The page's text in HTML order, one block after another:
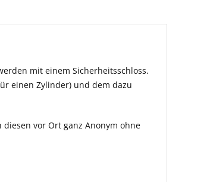
mit einem Sicherheitsschloss.
einen Zylinder) und dem dazu
vor Ort ganz Anonym ohne